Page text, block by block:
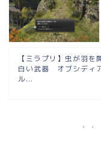
【ミラプリ】虫が羽を
白い武器 オブシディ
ル...